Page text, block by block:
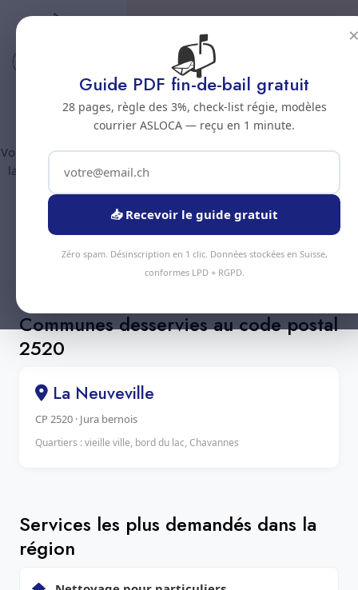
Code postal 2520
Nettoyage professionnel -
Code postal 2520
Vous êtes au code postal2520? Chez Nous Clean intervient dans
la commune de :La Neuveville
90 prestations disponibles, devis gratuit sous 24h.
Devis Instantané +41 78 319 32 82
Communes desservies au code postal
2520
La Neuveville
CP 2520 · Jura bernois
Quartiers : vieille ville, bord du lac, Chavannes
Services les plus demandés dans la
région
📬
Guide PDF fin-de-bail gratuit
28 pages, règle des 3%, check-list régie, modèles
courrier ASLOCA — reçu en 1 minute.
📥 Recevoir le guide gratuit
Zéro spam. Désinscription en 1 clic. Données stockées en Suisse,
conformes LPD + RGPD.